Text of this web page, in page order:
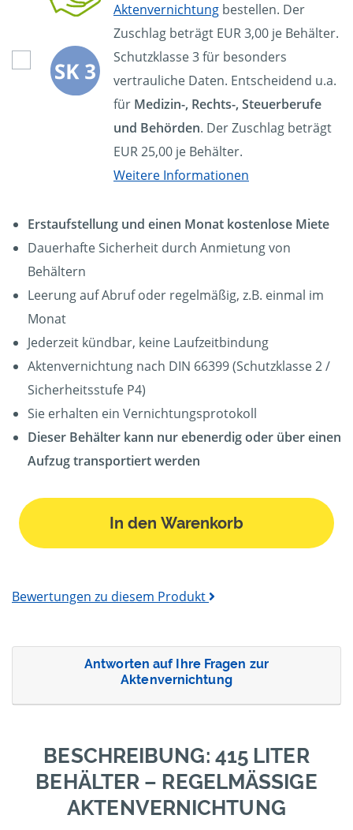
Aktenvernichtung bestellen. Der
Zuschlag beträgt EUR 3,00 je Behälter.
Schutzklasse 3 für besonders
vertrauliche Daten. Entscheidend u.a.
für Medizin-, Rechts-, Steuerberufe
und Behörden. Der Zuschlag beträgt
EUR 25,00 je Behälter.
Weitere Informationen
Erstaufstellung und einen Monat kostenlose Miete
Dauerhafte Sicherheit durch Anmietung von
Behältern
Leerung auf Abruf oder regelmäßig, z.B. einmal im
Monat
Jederzeit kündbar, keine Laufzeitbindung
Aktenvernichtung nach DIN 66399 (Schutzklasse 2 /
Sicherheitsstufe P4)
Sie erhalten ein Vernichtungsprotokoll
Dieser Behälter kann nur ebenerdig oder über einen
Aufzug transportiert werden
In den Warenkorb
Bewertungen zu diesem Produkt
Antworten auf Ihre Fragen zur
Aktenvernichtung
BESCHREIBUNG: 415 LITER
BEHÄLTER – REGELMÄSSIGE A
KTENVERNICHTUNG